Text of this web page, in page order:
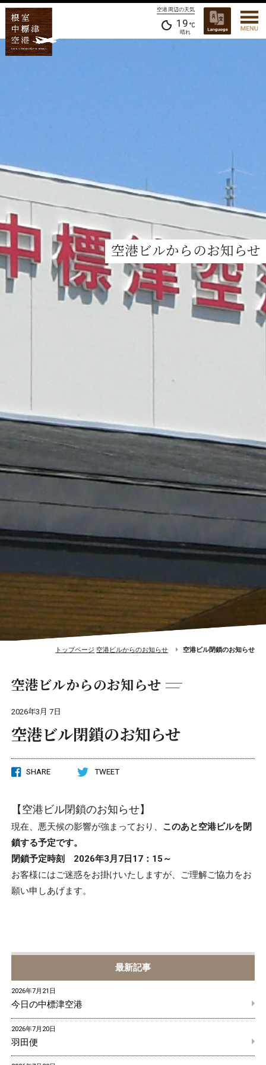
空港周辺の天気
19
晴れ
空港ビルからのお知らせ
トップページ 空港ビルからのお知らせ 空港ビル閉鎖のお知らせ
空港ビルからのお知らせ
2026年3月 7日
空港ビル閉鎖のお知らせ
SHARE TWEET
【空港ビル閉鎖のお知らせ】
現在、悪天候の影響が強まっており、 このあと空港ビルを閉
鎖する予定です。
閉鎖予定時刻 2026年3月7日17：15～
お客様にはご迷惑をお掛けいたしますが、ご理解ご協力をお
願い申しあげます。
最新記事
2026年7月21日
今日の中標津空港
2026年7月20日
羽田便